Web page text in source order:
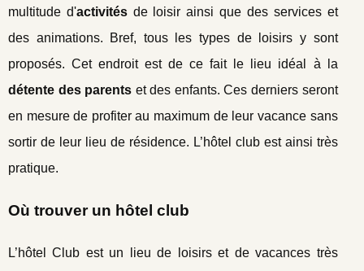
multitude d'activitésde loisir ainsi que des services et
des animations. Bref, tous les types de loisirs y sont
proposés. Cet endroit est de ce fait le lieu idéal à la
détente des parents et des enfants. Ces derniers seront
en mesure de profiter au maximum de leur vacance sans
sortir de leur lieu de résidence. L’hôtel club est ainsi très
pratique.
Où trouver un hôtel club
L’hôtel Club est un lieu de loisirs et de vacances très